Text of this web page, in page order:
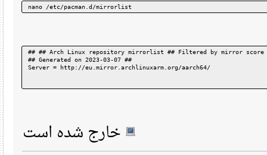
nano /etc/pacman.d/mirrorlist
## ## Arch Linux repository mirrorlist ## Filtered by mirror
## Generated on 2023-03-07 ##
Server = http://eu.mirror.archlinuxarm.org/aarch64/
خارج شده است